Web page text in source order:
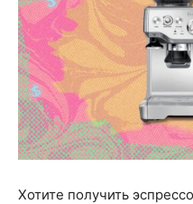
Хотите получить